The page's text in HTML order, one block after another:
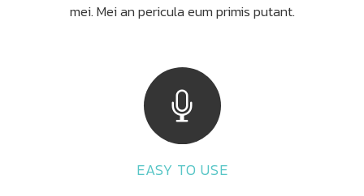
mei. Mei an pericula eum primis putant.
EASY TO USE